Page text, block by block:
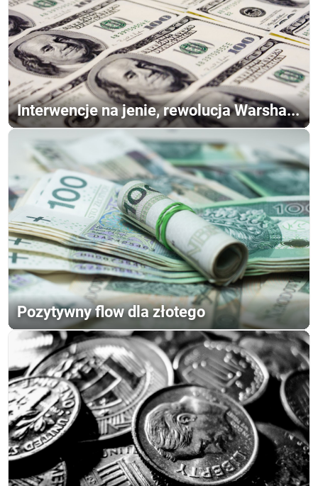
Interwencje na jenie, rewolucja Warsha...
Pozytywny flow dla złotego